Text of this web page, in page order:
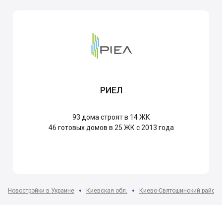
РИЕЛ
93 дома строят в 14 ЖК
46 готовых домов в 25 ЖК с 2013 года
Новостройки в Украине Киевская обл. Киево-Святошинский район